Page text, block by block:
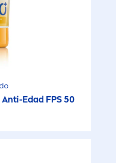
Edad FPS 50